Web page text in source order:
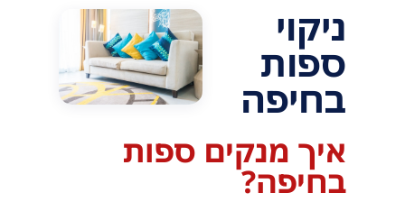
ניקוי
ספות
בחיפה
איך מנקים ספות
בחיפה?